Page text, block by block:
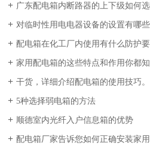
广东配电箱内断路器的上下级如何选
对临时性用电电器设备的设置有哪
配电箱在化工厂内使用有什么防护
家用配电箱的这些特点和作用你都
干货，详细介绍配电箱的使用技巧。
5种选择弱电箱的方法
顺德室内光纤入户信息箱的优势
配电箱厂家告诉您如何正确安装家用配